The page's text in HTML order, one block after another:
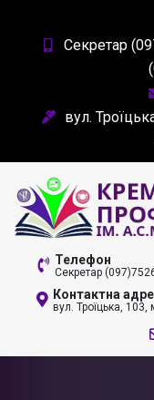
content
Секретар
вул.
ІМ. А.
Телефон
Секретар
Контактна
вул. Троїцька,